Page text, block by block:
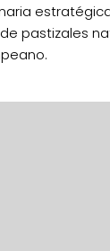
pastizales